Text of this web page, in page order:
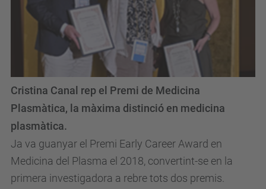
Ja va guanyar el Premi Early Career Award en
Medicina del Plasma el 2018, convertint-se en la
primera investigadora a rebre tots dos premis.
Cristina Canal rep el Premi de Medicina
Plasmàtica, la màxima distinció en medicina
plasmàtica.